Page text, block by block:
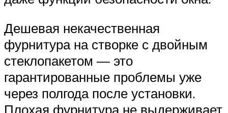
Дешевая некачественная
фурнитура на створке с двойным
стеклопакетом — это
гарантированные проблемы уже
через полгода после установки.
Плохая фурнитура не выдерживает